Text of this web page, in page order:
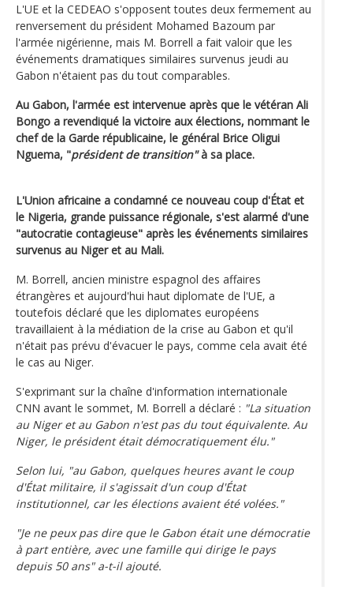
L'UE et la CEDEAO s'opposent toutes deux fermement au
renversement du président Mohamed Bazoum par
l'armée nigérienne, mais M. Borrell a fait valoir que les
événements dramatiques similaires survenus jeudi au
Gabon n'étaient pas du tout comparables.
Au Gabon, l'armée est intervenue après que le vétéran Ali
Bongo a revendiqué la victoire aux élections, nommant le
chef de la Garde républicaine, le général Brice Oligui
Nguema, "président de transition"à sa place.
L'Union africaine a condamné ce nouveau coup d'État et
le Nigeria, grande puissance régionale, s'est alarmé d'une
"autocratie contagieuse" après les événements similaires
survenus au Niger et au Mali.
M. Borrell, ancien ministre espagnol des affaires
étrangères et aujourd'hui haut diplomate de l'UE, a
toutefois déclaré que les diplomates européens
travaillaient à la médiation de la crise au Gabon et qu'il
n'était pas prévu d'évacuer le pays, comme cela avait été
le cas au Niger.
S'exprimant sur la chaîne d'information internationale
CNN avant le sommet, M. Borrell a déclaré : "La situation
au Niger et au Gabon n'est pas du tout équivalente. Au
Niger, le président était démocratiquement élu."
Selon lui, "au Gabon, quelques heures avant le coup
d'État militaire, il s'agissait d'un coup d'État
institutionnel, car les élections avaient été volées."
"Je ne peux pas dire que le Gabon était une démocratie
à part entière, avec une famille qui dirige le pays
depuis 50 ans" a-t-il ajouté.